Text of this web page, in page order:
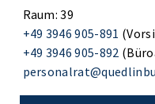
Raum: 39
+49 3946 905-891
+49 3946 905-892